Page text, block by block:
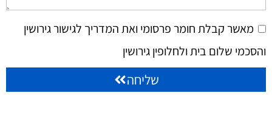
מאשר קבלת חומר פרסומי ואת המדריך לגישור גירושין
והסכמי שלום בית ולחלופין גירושין
שליחה